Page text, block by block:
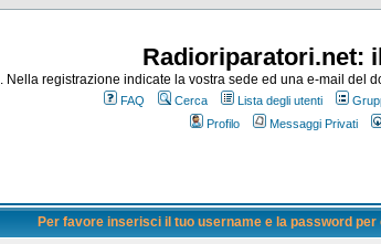
Radioriparatori.net:
. Nella registrazione indicate la vostra sede ed una e-mail del
FAQ Cerca Lista degli utenti
Profilo
Messaggi Privati
Per favore inserisci il tuo username e la password per